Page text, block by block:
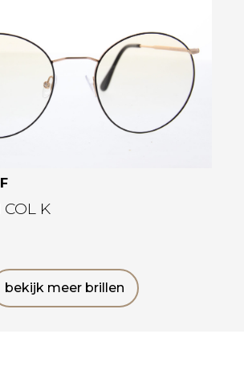
COL K
bekijk meer brillen